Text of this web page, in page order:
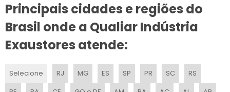
EXAUSTOR AXIAL 125MM
EXAUSTOR AXIAL PREÇO
Principais cidades e regiões do
Brasil onde a Qualiar Indústria
Exaustores atende:
Selecione RJ MG ES SP PR SC
RS